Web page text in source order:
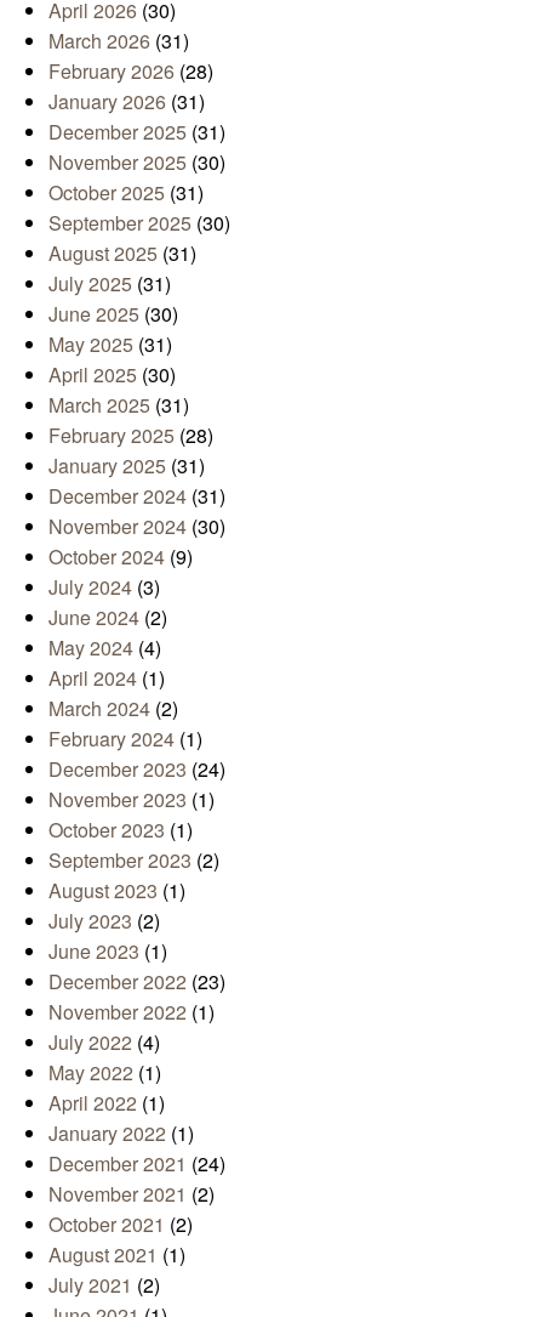
April 2026 (30)
March 2026 (31)
February 2026 (28)
January 2026 (31)
December 2025 (31)
November 2025 (30)
October 2025 (31)
September 2025 (30)
August 2025 (31)
July 2025 (31)
June 2025 (30)
May 2025 (31)
April 2025 (30)
March 2025 (31)
February 2025 (28)
January 2025 (31)
December 2024 (31)
November 2024 (30)
October 2024 (9)
July 2024 (3)
June 2024 (2)
May 2024 (4)
April 2024 (1)
March 2024 (2)
February 2024 (1)
December 2023 (24)
November 2023 (1)
October 2023 (1)
September 2023 (2)
August 2023 (1)
July 2023 (2)
June 2023 (1)
December 2022 (23)
November 2022 (1)
July 2022 (4)
May 2022 (1)
April 2022 (1)
January 2022 (1)
December 2021 (24)
November 2021 (2)
October 2021 (2)
August 2021 (1)
July 2021 (2)